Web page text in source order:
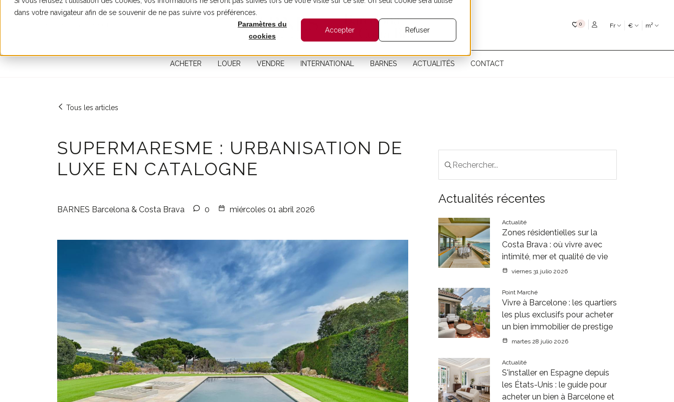
dans votre navigateur afin de se souvenir de ne pas suivre vos préférences.
Paramètres du
cookies
Accepter Refuser
0Mes favoris Fr € m²
ACHETER LOUER VENDRE INTERNATIONAL BARNES ACTUALITÉS CONTACT
Tous les articles
SUPERMARESME : URBANISATION DE
LUXE EN CATALOGNE
BARNES Barcelona & Costa Brava 0 miércoles 01 abril 2026
Actualités récentes
Actualité
Zones résidentielles sur la
Costa Brava : où vivre avec
intimité, mer et qualité de vie
viernes 31 julio 2026
Point Marché
Vivre à Barcelone : les quartiers
les plus exclusifs pour acheter
un bien immobilier de prestige
martes 28 julio 2026
Actualité
S'installer en Espagne depuis
les États-Unis : le guide pour
acheter un bien à Barcelone et